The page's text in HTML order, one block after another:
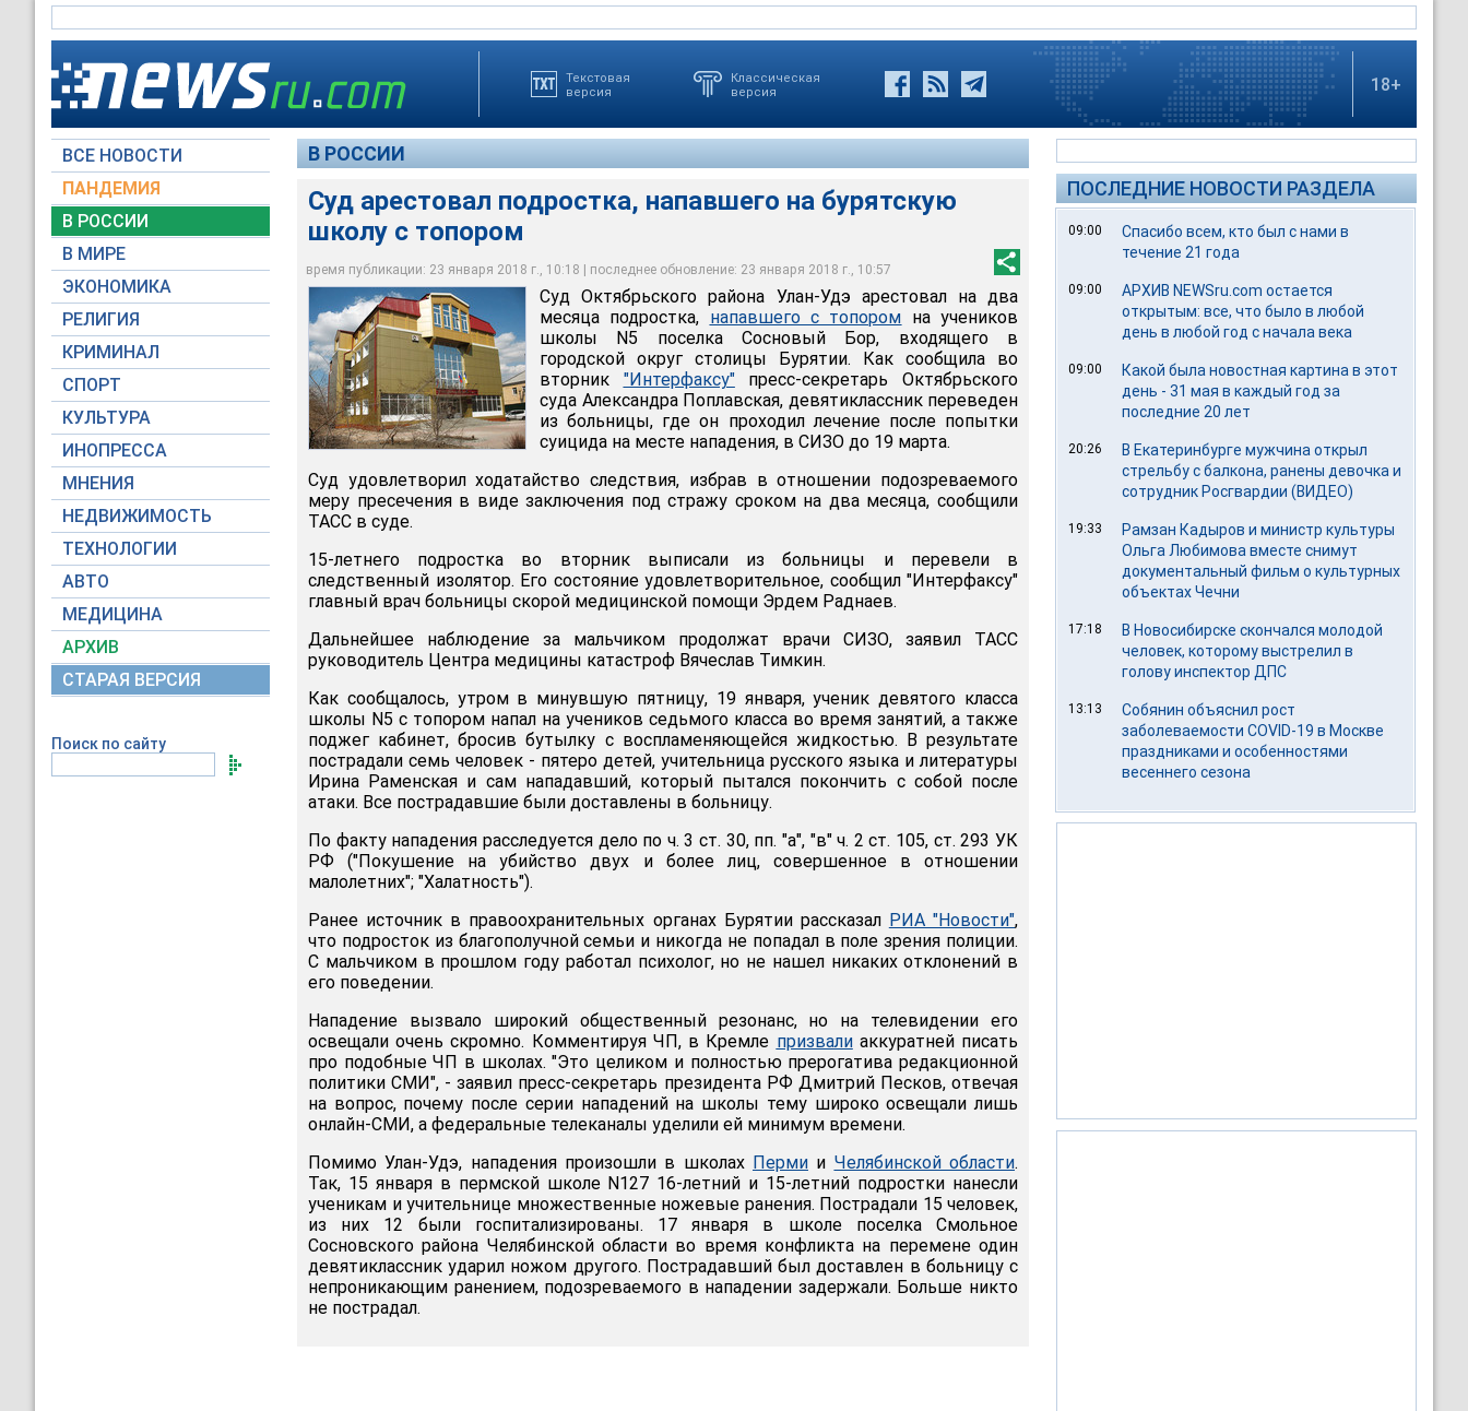
Текстовая
версия
Классическая
версия
18+
ВСЕ НОВОСТИ
ПАНДЕМИЯ
В РОССИИ
В МИРЕ
ЭКОНОМИКА
РЕЛИГИЯ
КРИМИНАЛ
СПОРТ
КУЛЬТУРА
ИНОПРЕССА
МНЕНИЯ
НЕДВИЖИМОСТЬ
ТЕХНОЛОГИИ
АВТО
МЕДИЦИНА
АРХИВ
СТАРАЯ ВЕРСИЯ
Поиск по сайту
В РОССИИ
Суд арестовал подростка, напавшего на бурятскую
школу с топором
время публикации: 23 января 2018 г., 10:18 | последнее обновление: 23 января 2018 г., 10:57
Суд Октябрьского района Улан-Удэ арестовал на два месяца подростка, напавшего c
топором на учеников школы N5 поселка Сосновый Бор, входящего в городской округ
столицы Бурятии
Октябрьский районный суд г. Улан-Удэ Республики Бурятия
Суд Октябрьского района Улан-Удэ арестовал на два
месяца подростка, напавшего c топором на учеников
школы N5 поселка Сосновый Бор, входящего в
городской округ столицы Бурятии. Как сообщила во
вторник "Интерфаксу"пресс-секретарь Октябрьского
суда Александра Поплавская, девятиклассник переведен
из больницы, где он проходил лечение после попытки
суицида на месте нападения, в СИЗО до 19 марта.
Суд удовлетворил ходатайство следствия, избрав в отношении подозреваемого
меру пресечения в виде заключения под стражу сроком на два месяца, сообщили
ТАСС в суде.
15-летнего подростка во вторник выписали из больницы и перевели в
следственный изолятор. Его состояние удовлетворительное, сообщил "Интерфаксу"
главный врач больницы скорой медицинской помощи Эрдем Раднаев.
Дальнейшее наблюдение за мальчиком продолжат врачи СИЗО, заявил ТАСС
руководитель Центра медицины катастроф Вячеслав Тимкин.
Как сообщалось, утром в минувшую пятницу, 19 января, ученик девятого класса
школы N5 с топором напал на учеников седьмого класса во время занятий, а также
поджег кабинет, бросив бутылку с воспламеняющейся жидкостью. В результате
пострадали семь человек - пятеро детей, учительница русского языка и литературы
Ирина Раменская и сам нападавший, который пытался покончить с собой после
атаки. Все пострадавшие были доставлены в больницу.
По факту нападения расследуется дело по ч. 3 ст. 30, пп. "а", "в" ч. 2 ст. 105, ст. 293 УК
РФ ("Покушение на убийство двух и более лиц, совершенное в отношении
малолетних"; "Халатность").
Ранее источник в правоохранительных органах Бурятии рассказал РИА "Новости",
что подросток из благополучной семьи и никогда не попадал в поле зрения полиции.
С мальчиком в прошлом году работал психолог, но не нашел никаких отклонений в
его поведении.
Нападение вызвало широкий общественный резонанс, но на телевидении его
освещали очень скромно. Комментируя ЧП, в Кремле призвалиаккуратней писать
про подобные ЧП в школах. "Это целиком и полностью прерогатива редакционной
политики СМИ", - заявил пресс-секретарь президента РФ Дмитрий Песков, отвечая
на вопрос, почему после серии нападений на школы тему широко освещали лишь
онлайн-СМИ, а федеральные телеканалы уделили ей минимум времени.
Помимо Улан-Удэ, нападения произошли в школах Перми и Челябинской области.
Так, 15 января в пермской школе N127 16-летний и 15-летний подростки нанесли
ученикам и учительнице множественные ножевые ранения. Пострадали 15 человек,
из них 12 были госпитализированы. 17 января в школе поселка Смольное
Сосновского района Челябинской области во время конфликта на перемене один
девятиклассник ударил ножом другого. Пострадавший был доставлен в больницу с
непроникающим ранением, подозреваемого в нападении задержали. Больше никто
не пострадал.
ПОСЛЕДНИЕ НОВОСТИ РАЗДЕЛА
09:00
Спасибо всем, кто был с нами в
течение 21 года
09:00
АРХИВ NEWSru.com остается
открытым: все, что было в любой
день в любой год с начала века
09:00
Какой была новостная картина в этот
день - 31 мая в каждый год за
последние 20 лет
20:26
В Екатеринбурге мужчина открыл
стрельбу с балкона, ранены девочка и
сотрудник Росгвардии (ВИДЕО)
19:33
Рамзан Кадыров и министр культуры
Ольга Любимова вместе снимут
документальный фильм о культурных
объектах Чечни
17:18
В Новосибирске скончался молодой
человек, которому выстрелил в
голову инспектор ДПС
13:13
Собянин объяснил рост
заболеваемости COVID-19 в Москве
праздниками и особенностями
весеннего сезона